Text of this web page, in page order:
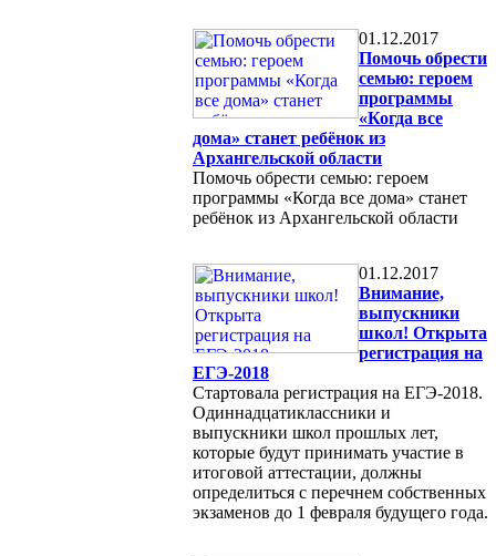
01.12.2017
Помочь обрести
семью: героем
программы
«Когда все
дома» станет ребёнок из
Архангельской области
Помочь обрести семью: героем
программы «Когда все дома» станет
ребёнок из Архангельской области
01.12.2017
Внимание,
выпускники
школ! Открыта
регистрация на
ЕГЭ-2018
Стартовала регистрация на ЕГЭ-2018.
Одиннадцатиклассники и
выпускники школ прошлых лет,
которые будут принимать участие в
итоговой аттестации, должны
определиться с перечнем собственных
экзаменов до 1 февраля будущего года.